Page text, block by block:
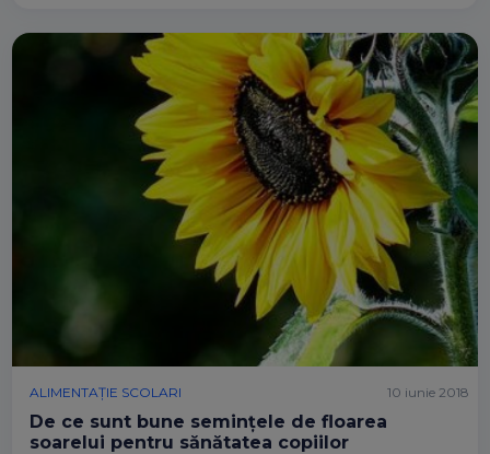
ALIMENTAȚIE SCOLARI
De ce sunt bune semințele de floarea
soarelui pentru sănătatea copiilor
10 iunie 2018